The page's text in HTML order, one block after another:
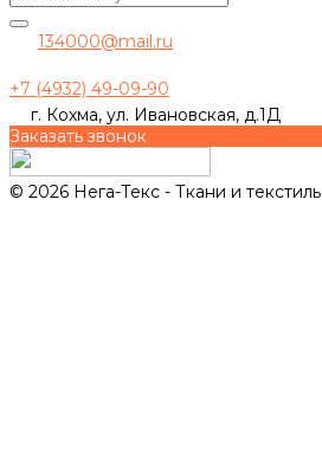
134000@mail.ru
+7 (4932) 49-09-90
г. Кохма, ул. Ивановская, д.1Д
Заказать звонок
© 2026 Нега-Текс - Ткани и текстиль